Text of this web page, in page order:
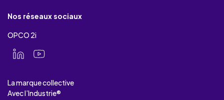
Nos réseaux sociaux
OPCO 2i
La marque collective
Avec l’Industrie®